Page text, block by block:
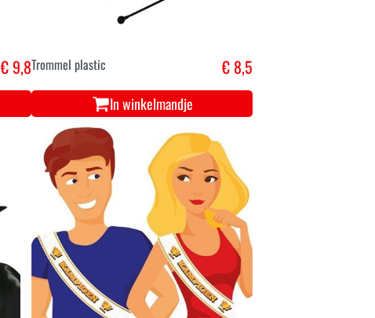
€ 9,8Trommel plastic € 8,5
In winkelmandje